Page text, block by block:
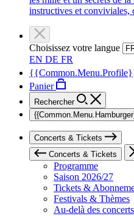
instructives et conviviales,
Choisissez votre langue
EN DE FR
Panier
Rechercher
Concerts & Tickets
Concerts & Tickets
Programme
Saison 2026/27
Tickets &
Festivals & Thèmes
Au-delà des concerts